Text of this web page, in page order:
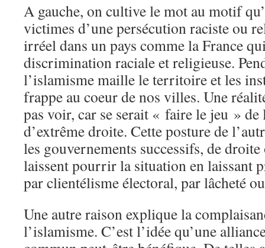
A gauche, on cultive le mot au motif
victimes d’une persécution raciste ou
irréel dans un pays comme la France
discrimination raciale et religieuse.
l’islamisme maille le territoire et les
frappe au coeur de nos villes. Une
pas voir, car se serait « faire le jeu » de
d’extrême droite. Cette posture de
les gouvernements successifs, de
laissent pourrir la situation en laissant
par clientélisme électoral, par lâcheté
Une autre raison explique la
l’islamisme. C’est l’idée qu’une